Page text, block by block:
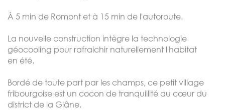
À 5 min de Romont et à 15 min de l'autoroute.
La nouvelle construction intègre la technologie
géocooling pour rafraichir naturellement l'habitat
en été.
Bordé de toute part par les champs, ce petit village
fribourgoise est un cocon de tranquillité au cœur du
district de la Glâne.